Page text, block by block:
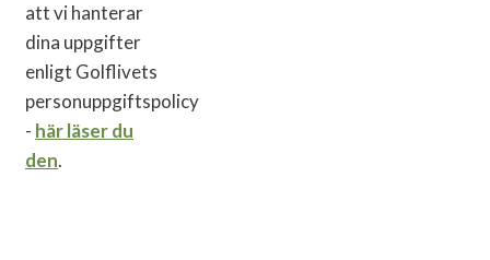
att vi hanterar
dina uppgifter
enligt Golflivets
personuppgiftspolicy
- här läser du
den.